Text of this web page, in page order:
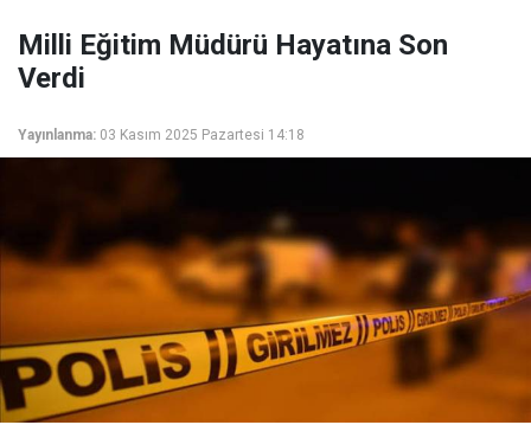
Milli Eğitim Müdürü Hayatına Son
Verdi
Yayınlanma: 03 Kasım 2025 Pazartesi 14:18